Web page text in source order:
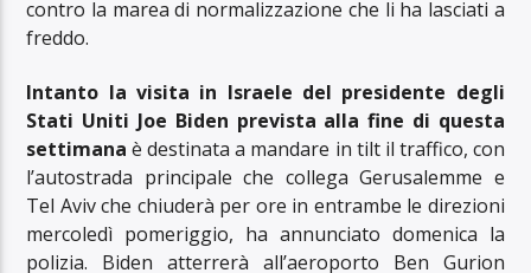
contro la marea di normalizzazione che li ha lasciati a
freddo.
Intanto la visita in Israele del presidente degli
Stati Uniti Joe Biden prevista alla fine di questa
settimana è destinata a mandare in tilt il traffico, con
l’autostrada principale che collega Gerusalemme e
Tel Aviv che chiuderà per ore in entrambe le direzioni
mercoledì pomeriggio, ha annunciato domenica la
polizia. Biden atterrerà all’aeroporto Ben Gurion